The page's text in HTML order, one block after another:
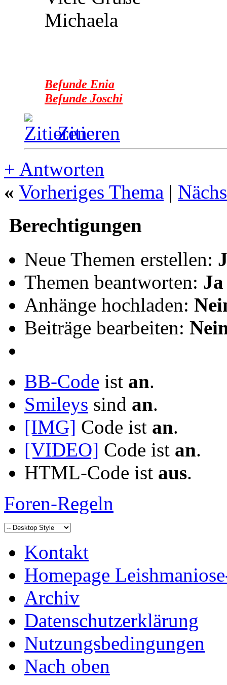
Michaela
Befunde Enia
Befunde Joschi
Zitieren
+ Antworten
« Vorheriges Thema |
Berechtigungen
Neue Themen erstellen:
Themen beantworten: Ja
Anhänge hochladen:
Beiträge bearbeiten:
BB-Code ist an.
Smileys sind an.
[IMG] Code ist an.
[VIDEO] Code ist an.
HTML-Code ist aus.
Foren-Regeln
Kontakt
Homepage
Archiv
Datenschutzerklärung
Nutzungsbedingungen
Nach oben